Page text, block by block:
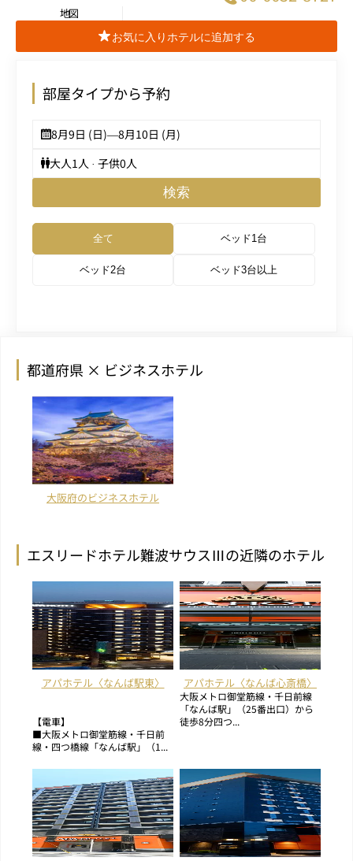
地図
お気に入りホテルに追加する
部屋タイプから予約
8月9日 (日)—8月10日 (月)
大人1 人 · 子供0人
検索
全て ベッド1台
ベッド2台 ベッド3台以上
都道府県 × ビジネスホテル
大阪府のビジネスホテル
エスリードホテル難波サウスⅢの近隣のホテル
アパホテル〈なんば駅東〉
【電車】
■大阪メトロ御堂筋線・千日前
線・四つ橋線「なんば駅」（1...
アパホテル〈なんば心斎橋〉
大阪メトロ御堂筋線・千日前線
「なんば駅」（25番出口）から
徒歩8分四つ...